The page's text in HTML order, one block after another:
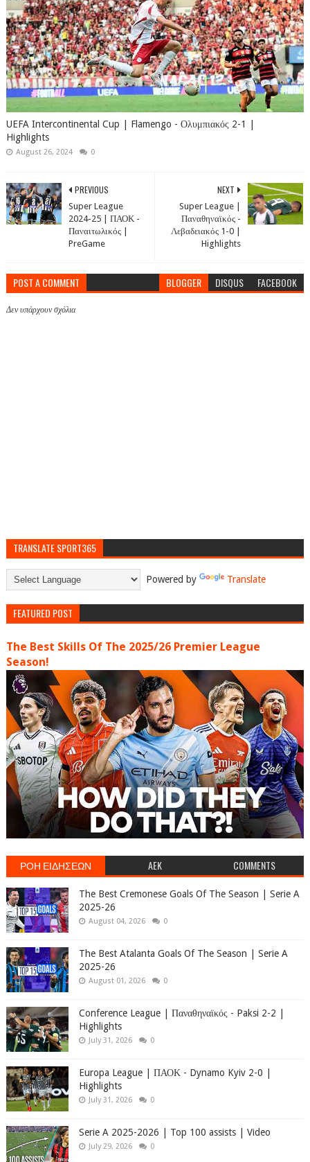
UEFA Intercontinental Cup | Flamengo - Ολυμπιακός 2-1 |
Highlights
August 26, 2024 0
NEXT
Super League |
Παναθηναϊκός -
Λεβαδειακός 1-0 |
Highlights
PREVIOUS
Super League
2024-25 | ΠΑΟΚ -
Παναιτωλικός |
PreGame
POST A COMMENT BLOGGER DISQUS FACEBOOK
Δεν υπάρχουν σχόλια
TRANSLATE SPORT365
Powered by Translate
FEATURED POST
The Best Skills Of The 2025/26 Premier League
Season!
ΡΟΗ ΕΙΔΗΣΕΩΝ AEK COMMENTS
The Best Cremonese Goals Of The Season | Serie A
2025-26
August 04, 2026 0
The Best Atalanta Goals Of The Season | Serie A
2025-26
August 01, 2026 0
Conference League | Παναθηναϊκός - Paksi 2-2 |
Highlights
July 31, 2026 0
Europa League | ΠΑΟΚ - Dynamo Kyiv 2-0 |
Highlights
July 31, 2026 0
Serie A 2025-2026 | Top 100 assists | Video
July 29, 2026 0